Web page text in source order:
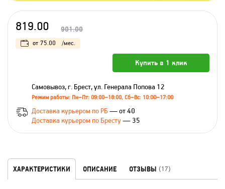
819.00 901.00
от 75.00 /мес.
Купить в 1 клик
Самовывоз, г. Брест, ул. Генерала Попова 12
Режим работы: Пн–Пт: 09:00–18:00, Сб–Вс: 10:00–17:00
Доставка курьером по РБ — от 40
Доставка курьером по Бресту— 35
ХАРАКТЕРИСТИКИ ОПИСАНИЕ ОТЗЫВЫ (17)